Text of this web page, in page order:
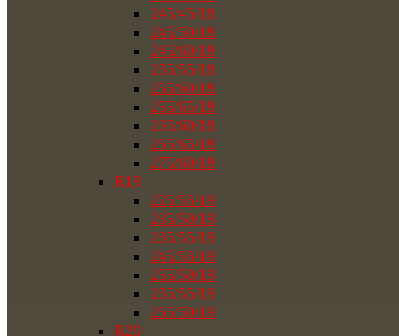
245/45/18
245/50/18
245/60/18
255/55/18
255/60/18
255/65/18
265/60/18
265/65/18
275/60/18
R19
225/55/19
235/50/19
235/55/19
245/55/19
255/50/19
255/55/19
265/50/19
R20